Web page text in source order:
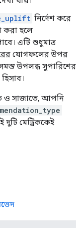
নির্দেশ করে
করা হলে
এটি শুধুমাত্র
যোগফলের উপর
উপলব্ধ সুপারিশের
ও সাজাতে, আপনি
মেট্রিককেই